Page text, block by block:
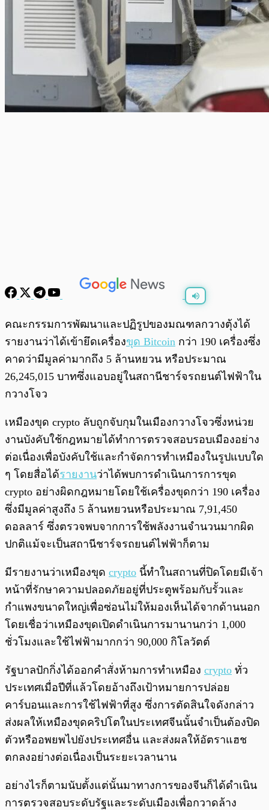
0:00
คณะกรรมการพัฒนาและปฏิรูปของมณฑลกวางตุ้งได้
รายงานว่าได้เข้ายึดเครื่องขุด Bitcoin กว่า 190 เครื่องซึ่ง
คาดว่ามีมูลค่ามากถึง 5 ล้านหยวน หรือประมาณ
26,245,015 บาทซึ่งแอบอยู่ในสถานีชาร์จรถยนต์ไฟฟ้าใน
กวางโจว
เหมืองขุด crypto ลับถูกจับกุมในเมืองกวางโจวซึ่งหน่วย
งานบังคับใช้กฎหมายได้ทำการตรวจสอบรอบเมืองอย่าง
ต่อเนื่องเพื่อบังคับใช้และกำจัดการทำเหมืองในรูปแบบใด
ๆ โดยสื่อได้รายงานว่าได้พบการดำเนินการการขุด
crypto อย่างผิดกฎหมายโดยใช้เครื่องขุดกว่า 190 เครื่อง
ซึ่งมีมูลค่าสูงถึง 5 ล้านหยวนหรือประมาณ 7,91,450
ดอลลาร์ ซึ่งตรวจพบจากการใช้พลังงานจำนวนมากผิด
ปกติแม้จะเป็นสถานีชาร์จรถยนต์ไฟฟ้าก็ตาม
มีรายงานว่าเหมืองขุด crypto นี้ทำในสถานที่ปิดโดยมีเจ้า
หน้าที่รักษาความปลอดภัยอยู่ที่ประตูพร้อมกับรั้วและ
กำแพงขนาดใหญ่เพื่อซ่อนไม่ให้มองเห็นได้จากด้านนอก
โดยเชื่อว่าเหมืองขุดเปิดดำเนินการมานานกว่า 1,000
ชั่วโมงและใช้ไฟฟ้ามากกว่า 90,000 กิโลวัตต์
รัฐบาลปักกิ่งได้ออกคำสั่งห้ามการทำเหมือง crypto ทั่ว
ประเทศเมื่อปีที่แล้วโดยอ้างถึงเป้าหมายการปล่อย
คาร์บอนและการใช้ไฟฟ้าที่สูง ซึ่งการตัดสินใจดังกล่าว
ส่งผลให้เหมืองขุดคริปโตในประเทศจีนนั้นจำเป็นต้องปิด
ตัวหรืออพยพไปยังประเทศอื่น และส่งผลให้อัตราแฮช
ตกลงอย่างต่อเนื่องเป็นระยะเวลานาน
อย่างไรก็ตามนับตั้งแต่นั้นมาทางการของจีนก็ได้ดำเนิน
การตรวจสอบระดับรัฐและระดับเมืองเพื่อกวาดล้าง